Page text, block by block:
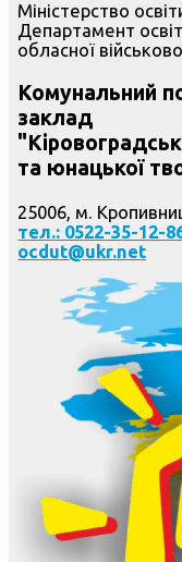
Міністерство
Департамент
обласної
Комунальний
заклад
та юнацької
25006, м.
тел.: 0522-35-12-
ocdut@ukr.net